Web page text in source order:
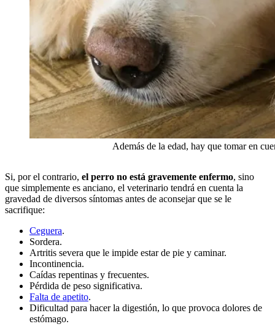
Además de la edad, hay que tomar en
Si, por el contrario, el perro no está gravemente enfermo, sino
que simplemente es anciano, el veterinario tendrá en cuenta la
gravedad de diversos síntomas antes de aconsejar que se le
sacrifique:
Ceguera.
Sordera.
Artritis severa que le impide estar de pie y caminar.
Incontinencia.
Caídas repentinas y frecuentes.
Pérdida de peso significativa.
Falta de apetito.
Dificultad para hacer la digestión, lo que provoca dolores de
estómago.